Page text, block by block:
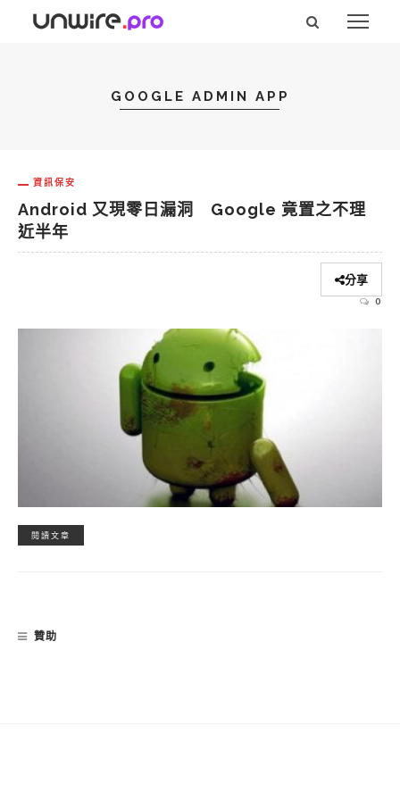
GOOGLE ADMIN APP
資訊保安
Android 又現零日漏洞 Google 竟置之不理
近半年
分享
0
閱讀文章
贊助